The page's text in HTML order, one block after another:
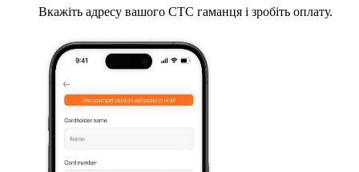
Вкажіть адресу вашого CTC гаманця і зробіть оплату.